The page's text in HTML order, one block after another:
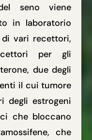
seno viene
in laboratorio
di vari recettori,
per gli
due degli
il cui tumore
degli estrogeni
che bloccano
che